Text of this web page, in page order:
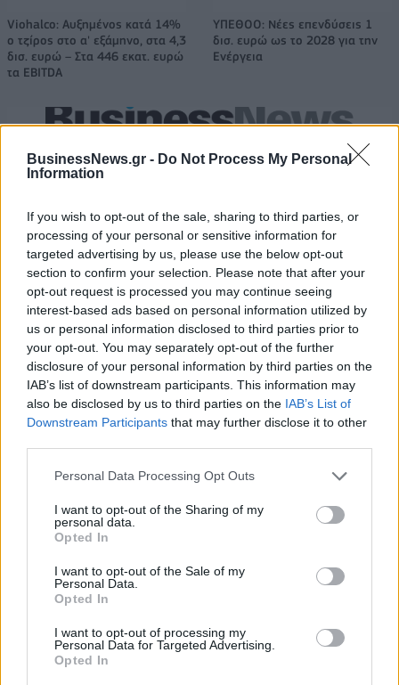
BusinessNews.gr - Do Not Process My Personal
Information
If you wish to opt-out of the sale, sharing to third parties, or
processing of your personal or sensitive information for
targeted advertising by us, please use the below opt-out
section to confirm your selection. Please note that after your
opt-out request is processed you may continue seeing
interest-based ads based on personal information utilized by
us or personal information disclosed to third parties prior to
your opt-out. You may separately opt-out of the further
disclosure of your personal information by third parties on the
IAB’s list of downstream participants. This information may
also be disclosed by us to third parties on the IAB’s List of
Downstream Participants that may further disclose it to other
Personal Data Processing Opt Outs
I want to opt-out of the Sharing of my
personal data.
Opted In
I want to opt-out of the Sale of my
Personal Data.
Opted In
I want to opt-out of processing my
Personal Data for Targeted Advertising.
Opted In
Viohalco: Αυξημένος κατά 14%
ο τζίρος στο α' εξάμηνο, στα 4,3
δισ. ευρώ – Στα 446 εκατ. ευρώ
τα EBITDA
ΥΠΕΘΟΟ: Νέες επενδύσεις 1
δισ. ευρώ ως το 2028 για την
Ενέργεια
Η συμφωνία Arval-Athlon αναδιαμορφώνει την αγορά leasing
VW: Η δύσκολη εξίσωση της
αναδιάρθρωσης
18η συνεχόμενη χρονιά για τον
ΟΤΕ στη διεθνή σειρά δεικτών
FTSE4Good
Alpha Bank: Για πρώτη φορά το Αρχαίο Θέατρο Επιδαύρου άνοιξε τις
πύλες του σε όλους
ESG Report 2025: Πώς η ΑΒ Βασιλόπουλος μετατρέπει τη
βιωσιμότητα σε καθημερινή πράξη
ΠΕΡΙΣΣΌΤΕΡΑ ΣΕ ΑΥΤΉ ΤΗΝ ΚΑΤΗΓΟΡΊΑ